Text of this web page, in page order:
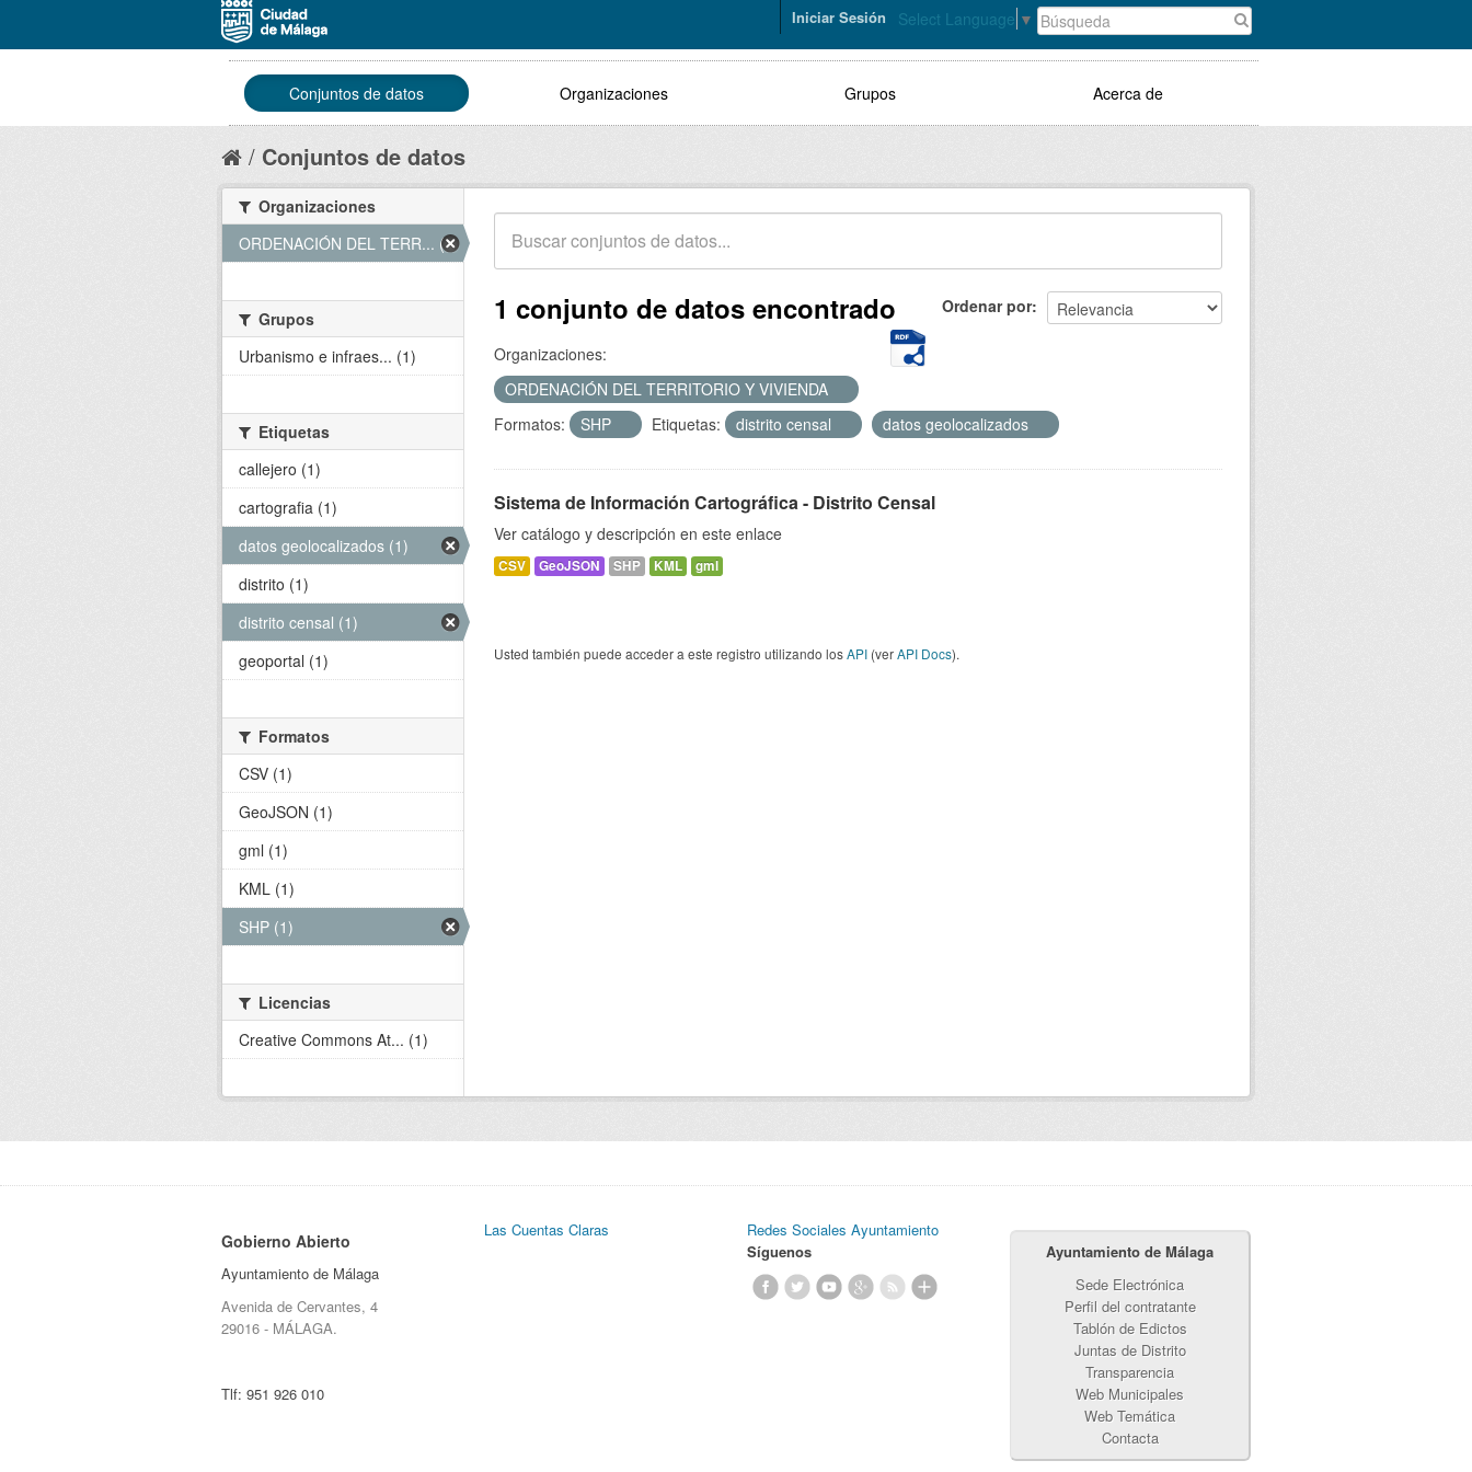
Select Language ▼
Iniciar Sesión
Conjuntos de datos Organizaciones Grupos Acerca de
Conjuntos de datos
Ordenar por
1 conjunto de datos encontrado
Organizaciones:
ORDENACIÓN DEL TERRITORIO Y VIVIENDA
Formatos:
SHP Etiquetas: distrito censal datos geolocalizados
Sistema de Información Cartográfica - Distrito Censal
Ver catálogo y descripción en este enlace
CSV GeoJSON SHP KML gml
Usted también puede acceder a este registro utilizando losAPI (verAPI Docs).
Organizaciones
ORDENACIÓN DEL TERR... (1)
Grupos
Urbanismo e infraes... (1)
Etiquetas
callejero (1)
cartografia (1)
datos geolocalizados (1)
distrito (1)
distrito censal (1)
geoportal (1)
Formatos
CSV (1)
GeoJSON (1)
gml (1)
KML (1)
SHP (1)
Licencias
Creative Commons At... (1)
Gobierno Abierto
Ayuntamiento de Málaga
Avenida de Cervantes, 4
29016 - MÁLAGA.
Tlf: 951 926 010
Las Cuentas Claras
Redes Sociales Ayuntamiento
Síguenos
Ayuntamiento de Málaga
Sede Electrónica
Perfil del contratante
Tablón de Edictos
Juntas de Distrito
Transparencia
Web Municipales
Web Temática
Contacta